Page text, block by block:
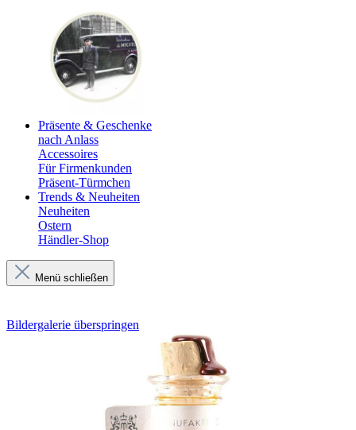
Präsente & Geschenke
nach Anlass
Accessoires
Für Firmenkunden
Präsent-Türmchen
Trends & Neuheiten
Neuheiten
Ostern
Händler-Shop
Menü schließen
Bildergalerie überspringen